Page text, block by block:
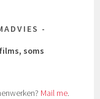
soms
Mail me.